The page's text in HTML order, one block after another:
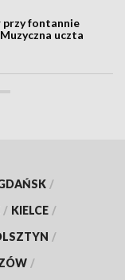
przy fontannie
uczta
/
/ KIELCE /
/
/